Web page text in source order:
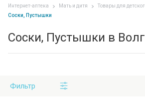
Интернет-аптека Мать и дитя
Товары для
Соски, Пустышки
Соски, Пустышки в
Фильтр